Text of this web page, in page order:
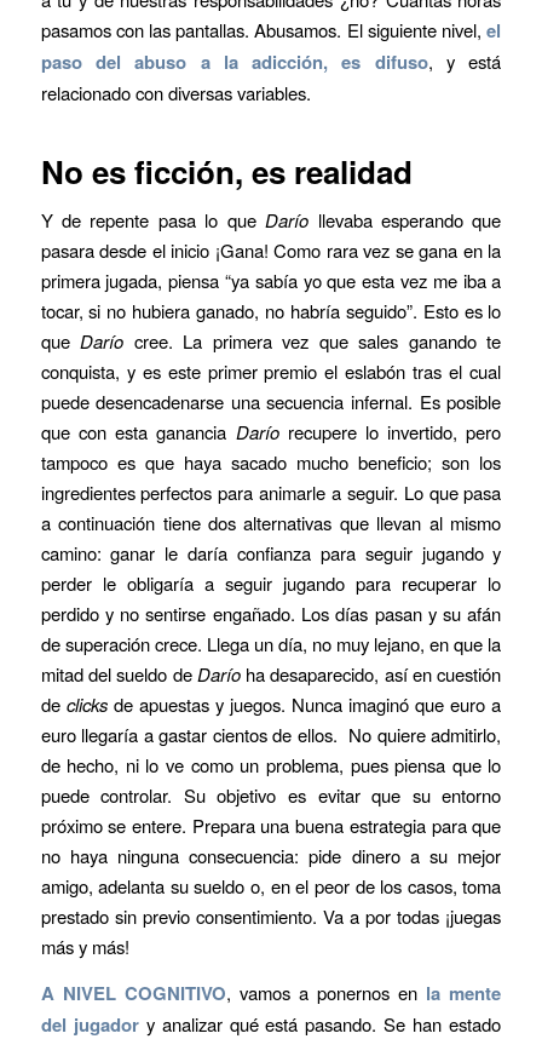
pasamos con las pantallas. Abusamos. El siguiente nivel,el
paso del abuso a la adicción, es difuso, y está
relacionado con diversas variables.
No es ficción, es realidad
Y de repente pasa lo queDarío llevaba esperando que
pasara desde el inicio ¡Gana! Como rara vez se gana en la
primera jugada, piensa “ya sabía yo que esta vez me iba a
tocar, si no hubiera ganado, no habría seguido”. Esto es lo
queDarío cree. La primera vez que sales ganando te
conquista, y es este primer premio el eslabón tras el cual
puede desencadenarse una secuencia infernal. Es posible
que con esta ganancia Daríorecupere lo invertido, pero
tampoco es que haya sacado mucho beneficio; son los
ingredientes perfectos para animarle a seguir. Lo que pasa
a continuación tiene dos alternativas que llevan al mismo
camino: ganar le daría confianza para seguir jugando y
perder le obligaría a seguir jugando para recuperar lo
perdido y no sentirse engañado. Los días pasan y su afán
de superación crece. Llega un día, no muy lejano, en que la
mitad del sueldo deDaríoha desaparecido, así en cuestión
de clicksde apuestas y juegos. Nunca imaginó que euro a
euro llegaría a gastar cientos de ellos. No quiere admitirlo,
de hecho, ni lo ve como un problema, pues piensa que lo
puede controlar. Su objetivo es evitar que su entorno
próximo se entere. Prepara una buena estrategia para que
no haya ninguna consecuencia: pide dinero a su mejor
amigo, adelanta su sueldo o, en el peor de los casos, toma
prestado sin previo consentimiento. Va a por todas ¡juegas
más y más!
A NIVEL COGNITIVO, vamos a ponernos en la mente
del jugadory analizar qué está pasando. Se han estado